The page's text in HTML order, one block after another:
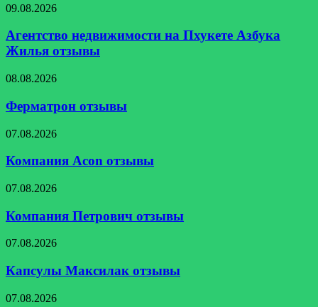
Агентство
на
Пхукете
Азбука
отзывы
09.08.2026
Агентство недвижимости на Пхукете Азбука
Жилья отзывы
Ферматрон
08.08.2026
Ферматрон отзывы
Компания
отзывы
07.08.2026
Компания Acon отзывы
Компания
отзывы
07.08.2026
Компания Петрович отзывы
Капсулы
отзывы
07.08.2026
Капсулы Максилак отзывы
Крем
07.08.2026